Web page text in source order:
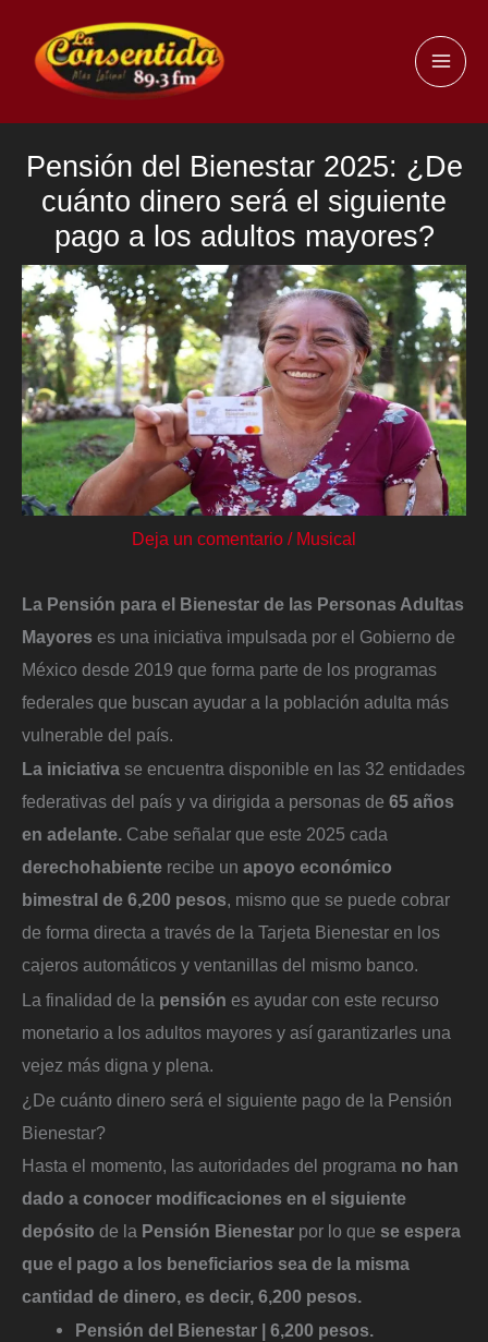
contenido
Pensión del Bienestar 2025: ¿De
cuánto dinero será el siguiente
pago a los adultos mayores?
Deja un comentario / Musical
La Pensión para el Bienestar de las Personas Adultas
Mayores es una iniciativa impulsada por el Gobierno de
México desde 2019 que forma parte de los programas
federales que buscan ayudar a la población adulta más
vulnerable del país.
La iniciativa se encuentra disponible en las 32 entidades
federativas del país y va dirigida a personas de 65 años
en adelante. Cabe señalar que este 2025 cada
derechohabiente recibe un apoyo económico
bimestral de 6,200 pesos, mismo que se puede cobrar
de forma directa a través de la Tarjeta Bienestar en los
cajeros automáticos y ventanillas del mismo banco.
La finalidad de la pensión es ayudar con este recurso
monetario a los adultos mayores y así garantizarles una
vejez más digna y plena.
¿De cuánto dinero será el siguiente pago de la Pensión
Bienestar?
Hasta el momento, las autoridades del programa no han
dado a conocer modificaciones en el siguiente
depósito de la Pensión Bienestar por lo que se espera
que el pago a los beneficiarios sea de la misma
cantidad de dinero, es decir, 6,200 pesos.
Pensión del Bienestar | 6,200 pesos.